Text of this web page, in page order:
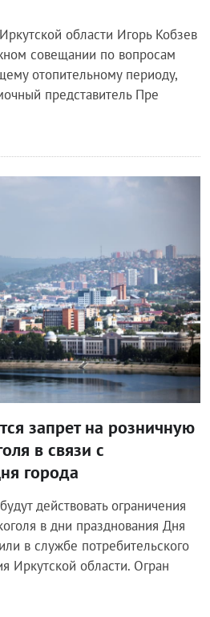
области Игорь Кобзев
совещании по вопросам
отопительному периоду,
представитель Пре
запрет на розничную
в связи с
города
действовать ограничения
в дни празднования Дня
в службе потребительского
Иркутской области. Огран